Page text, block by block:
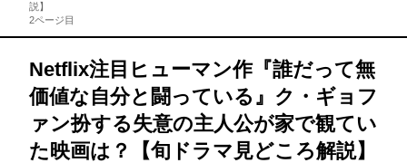
説】
2ページ目
Netflix注目ヒューマン作『誰だって無
価値な自分と闘っている』ク・ギョフ
ァン扮する失意の主人公が家で観てい
た映画は？【旬ドラマ見どころ解説】